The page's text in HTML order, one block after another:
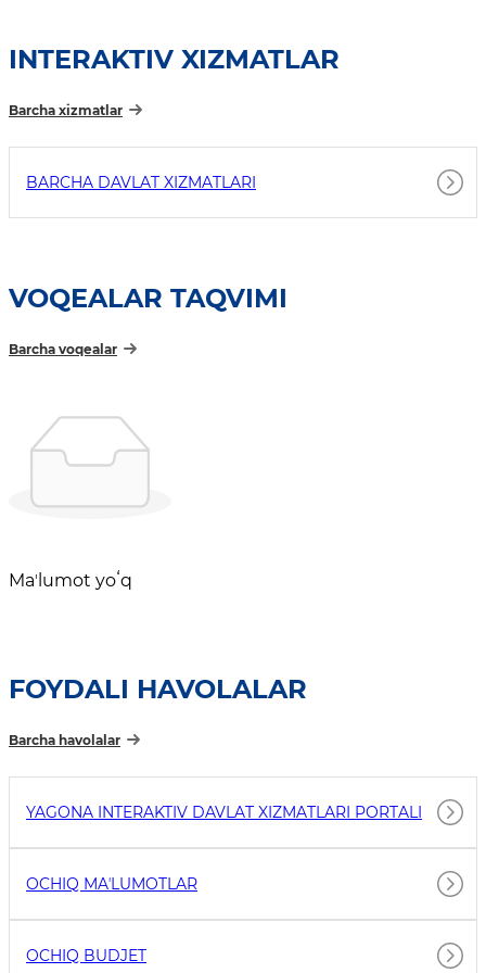
INTERAKTIV XIZMATLAR
Barcha xizmatlar
BARCHA DAVLAT XIZMATLARI
VOQEALAR TAQVIMI
Barcha voqealar
Maʼlumot yoʻq
FOYDALI HAVOLALAR
Barcha havolalar
YAGONA INTERAKTIV DAVLAT XIZMATLARI PORTALI
OCHIQ MAʼLUMOTLAR
OCHIQ BUDJET